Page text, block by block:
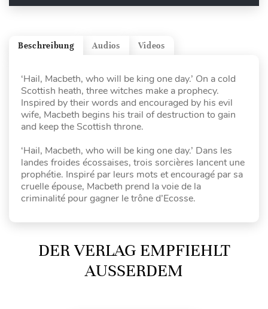
Videos
Audios
Beschreibung
‘Hail, Macbeth, who will be king one day.’ On a cold
Scottish heath, three witches make a prophecy.
Inspired by their words and encouraged by his evil
wife, Macbeth begins his trail of destruction to gain
and keep the Scottish throne.
‘Hail, Macbeth, who will be king one day.’ Dans les
landes froides écossaises, trois sorcières lancent une
prophétie. Inspiré par leurs mots et encouragé par sa
cruelle épouse, Macbeth prend la voie de la
criminalité pour gagner le trône d’Ecosse.
DER VERLAG EMPFIEHLT
AUSSERDEM